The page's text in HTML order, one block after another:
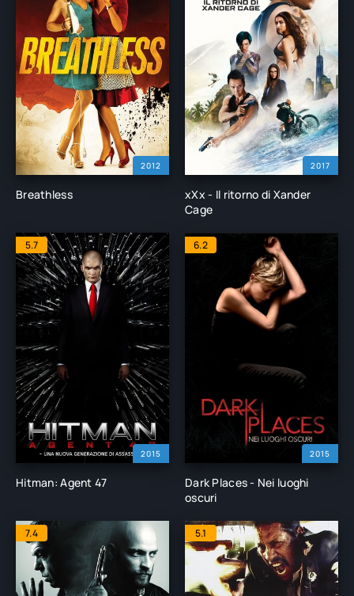
2012
Breathless
2017
xXx - Il ritorno di Xander
Cage
2015
5.7
Hitman: Agent 47
2015
6.2
Dark Places - Nei luoghi
oscuri
7.4 5.1